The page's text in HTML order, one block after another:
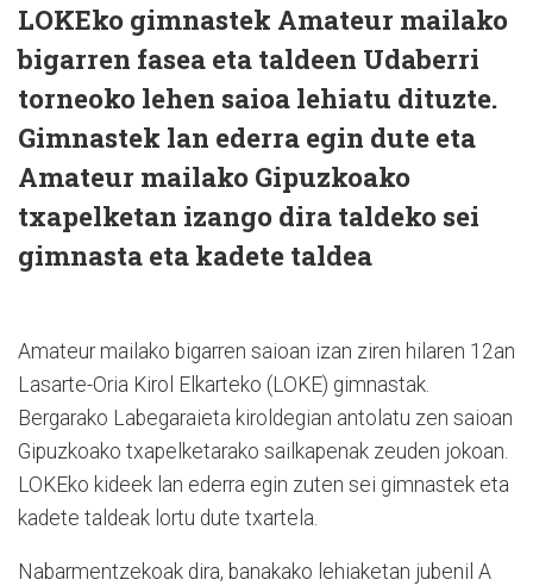
LOKEko gimnastek Amateur mailako
bigarren fasea eta taldeen Udaberri
torneoko lehen saioa lehiatu dituzte.
Gimnastek lan ederra egin dute eta
Amateur mailako Gipuzkoako
txapelketan izango dira taldeko sei
gimnasta eta kadete taldea
Amateur mailako bigarren saioan izan ziren hilaren 12an
Lasarte-Oria Kirol Elkarteko (LOKE) gimnastak.
Bergarako Labegaraieta kiroldegian antolatu zen saioan
Gipuzkoako txapelketarako sailkapenak zeuden jokoan.
LOKEko kideek lan ederra egin zuten sei gimnastek eta
kadete taldeak lortu dute txartela.
Nabarmentzekoak dira, banakako lehiaketan jubenil A